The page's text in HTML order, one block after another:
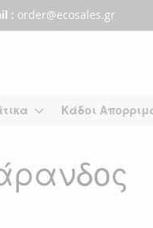
: order@ecosales.gr
Κάδοι